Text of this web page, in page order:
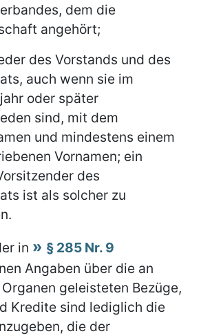
dem die
angehört;
des Vorstands und des
auch wenn sie im
oder später
sind, mit dem
und mindestens einem
Vornamen; ein
des
ist als solcher zu
in
§ 285 Nr. 9
Angaben über die an
geleisteten Bezüge,
Kredite sind lediglich die
die der